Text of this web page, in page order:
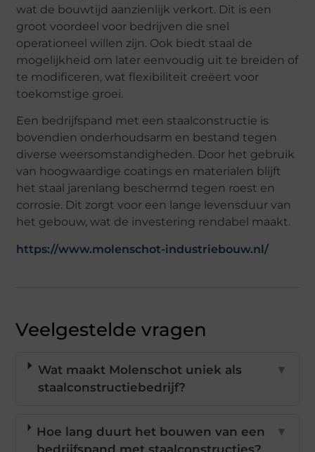
wat de bouwtijd aanzienlijk verkort. Dit is een
groot voordeel voor bedrijven die snel
operationeel willen zijn. Ook biedt staal de
mogelijkheid om later eenvoudig uit te breiden of
te modificeren, wat flexibiliteit creëert voor
toekomstige groei.
Een bedrijfspand met een staalconstructie is
bovendien onderhoudsarm en bestand tegen
diverse weersomstandigheden. Door het gebruik
van hoogwaardige coatings en materialen blijft
het staal jarenlang beschermd tegen roest en
corrosie. Dit zorgt voor een lange levensduur van
het gebouw, wat de investering rendabel maakt.
https://www.molenschot-industriebouw.nl/
Veelgestelde vragen
Wat maakt Molenschot uniek als
staalconstructiebedrijf?
▼
Hoe lang duurt het bouwen van een
▼